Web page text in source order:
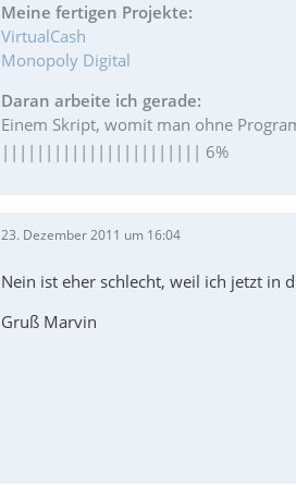
Meine fertigen Projekte:
VirtualCash
Monopoly Digital
Daran arbeite ich gerade:
Einem Skript, womit man ohne
||||||||||||||||||||||| 6%
23. Dezember 2011 um 16:04
Nein ist eher schlecht, weil ich jetzt in
Gruß Marvin